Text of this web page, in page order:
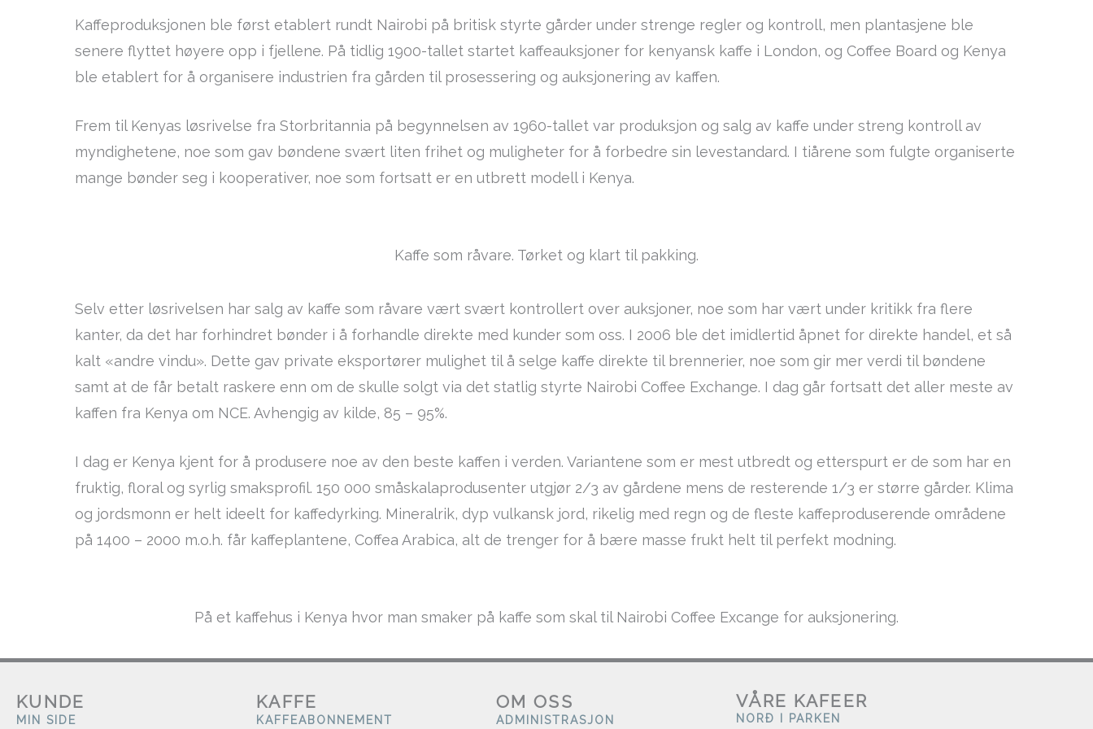
Kaffeproduksjonen ble først etablert rundt Nairobi på britisk styrte gårder under strenge regler og kontroll, men plantasjene ble
senere flyttet høyere opp i fjellene. På tidlig 1900-tallet startet kaffeauksjoner for kenyansk kaffe i London, og Coffee Board og Kenya
ble etablert for å organisere industrien fra gården til prosessering og auksjonering av kaffen.
Frem til Kenyas løsrivelse fra Storbritannia på begynnelsen av 1960-tallet var produksjon og salg av kaffe under streng kontroll av
myndighetene, noe som gav bøndene svært liten frihet og muligheter for å forbedre sin levestandard. I tiårene som fulgte organiserte
mange bønder seg i kooperativer, noe som fortsatt er en utbrett modell i Kenya.
Kaffe som råvare. Tørket og klart til pakking.
Selv etter løsrivelsen har salg av kaffe som råvare vært svært kontrollert over auksjoner, noe som har vært under kritikk fra flere
kanter, da det har forhindret bønder i å forhandle direkte med kunder som oss. I 2006 ble det imidlertid åpnet for direkte handel, et så
kalt «andre vindu». Dette gav private eksportører mulighet til å selge kaffe direkte til brennerier, noe som gir mer verdi til bøndene
samt at de får betalt raskere enn om de skulle solgt via det statlig styrte Nairobi Coffee Exchange. I dag går fortsatt det aller meste av
kaffen fra Kenya om NCE. Avhengig av kilde, 85 – 95%.
I dag er Kenya kjent for å produsere noe av den beste kaffen i verden. Variantene som er mest utbredt og etterspurt er de som har en
fruktig, floral og syrlig smaksprofil. 150 000 småskalaprodusenter utgjør 2/3 av gårdene mens de resterende 1/3 er større gårder. Klima
og jordsmonn er helt ideelt for kaffedyrking. Mineralrik, dyp vulkansk jord, rikelig med regn og de fleste kaffeproduserende områdene
på 1400 – 2000 m.o.h. får kaffeplantene, Coffea Arabica, alt de trenger for å bære masse frukt helt til perfekt modning.
På et kaffehus i Kenya hvor man smaker på kaffe som skal til Nairobi Coffee Excange for auksjonering.
KUNDE
MIN SIDE
KAFFE
KAFFEABONNEMENT
OM OSS
ADMINISTRASJON
VÅRE KAFEER
NORÐ I PARKEN